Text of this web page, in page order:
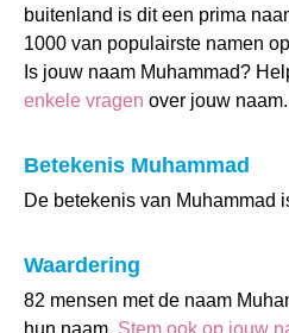
buitenland is dit een prima
1000 van populairste namen
Is jouw naam Muhammad?
enkele vragen over jouw naam.
Betekenis Muhammad
De betekenis van Muhammad
Waardering
82 mensen met de naam
hun naam. Stem ook op jouw